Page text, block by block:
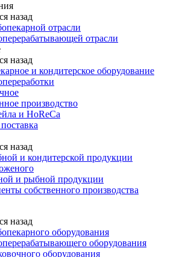
назад
отрасли
отрасли
назад
и кондитерское оборудование
производство
и HoReCa
назад
и кондитерской продукции
и рыбной продукции
собственного производства
назад
оборудования
оборудования
оборудования